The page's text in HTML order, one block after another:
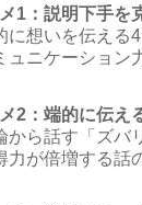
1：説明下手を
に想いを伝える
ュニケーション
2：端的に伝え
から話す「ズバ
力が倍増する話